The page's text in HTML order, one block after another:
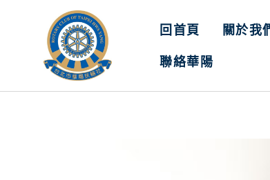
回首頁 關於我
聯絡華陽